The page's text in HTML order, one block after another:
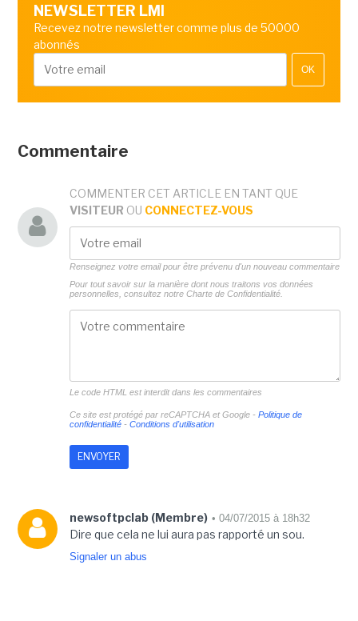
NEWSLETTER LMI
Recevez notre newsletter comme plus de 50000
abonnés
OK
Commentaire
COMMENTER CET ARTICLE EN TANT QUE
VISITEUR OU CONNECTEZ-VOUS
Renseignez votre email pour être prévenu d'un nouveau commentaire
Pour tout savoir sur la manière dont nous traitons vos données
personnelles, consultez notre Charte de Confidentialité.
Le code HTML est interdit dans les commentaires
Ce site est protégé par reCAPTCHA et Google - Politique de
confidentialité- Conditions d'utilisation
newsoftpclab (Membre) • 04/07/2015 à 18h32
Dire que cela ne lui aura pas rapporté un sou.
Signaler un abus